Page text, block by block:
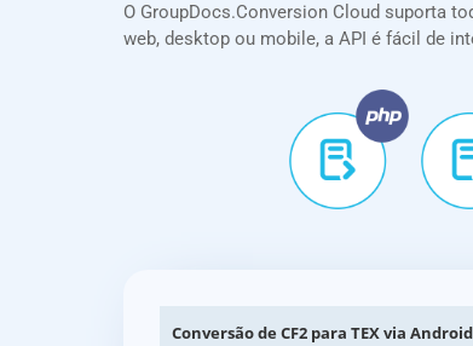
O GroupDocs.Conversion Cloud suporta
web, desktop ou mobile, a API é fácil de
Conversão de CF2 para TEX via Android